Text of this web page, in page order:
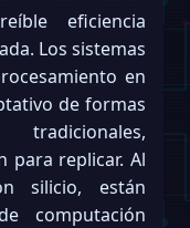
eficiencia
Los sistemas
en
de formas
para replicar. Al
silicio, están
computación